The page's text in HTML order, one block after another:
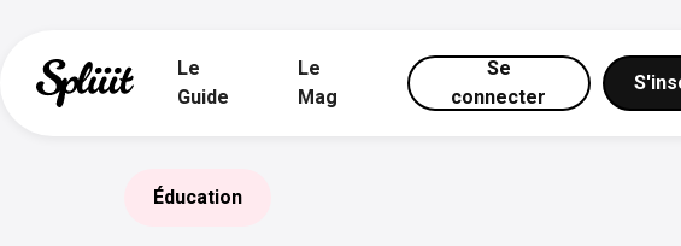
Le
Guide
Le
Mag
Se
connecter
Éducation